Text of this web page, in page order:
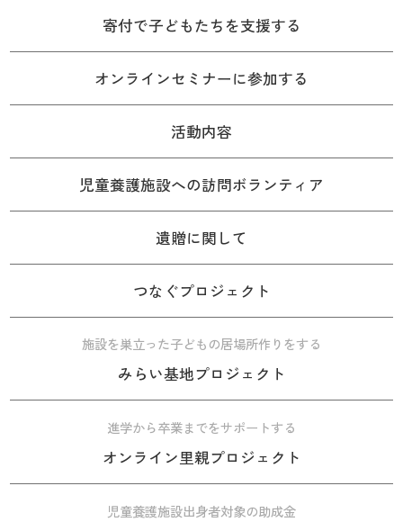
寄付で子どもたちを支援する
オンラインセミナーに参加する
活動内容
児童養護施設への訪問ボランティア
遺贈に関して
つなぐプロジェクト
施設を巣立った子どもの居場所作りをする
みらい基地プロジェクト
進学から卒業までをサポートする
オンライン里親プロジェクト
児童養護施設出身者対象の助成金